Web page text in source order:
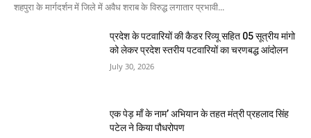
शहपुरा के मार्गदर्शन में जिले में अवैध शराब के विरुद्ध लगातार प्रभावी...
प्रदेश के पटवारियों की कैडर रिव्यू सहित 05 सूत्रीय मांगो
को लेकर प्रदेश स्तरीय पटवारियों का चरणबद्ध आंदोलन
July 30, 2026
एक पेड़ माँ के नाम’ अभियान के तहत मंत्री प्रहलाद सिंह
पटेल ने किया पौधरोपण